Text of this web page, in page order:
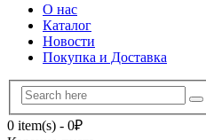
О нас
Каталог
Новости
Покупка и Доставка
0 item(s) - 0₽